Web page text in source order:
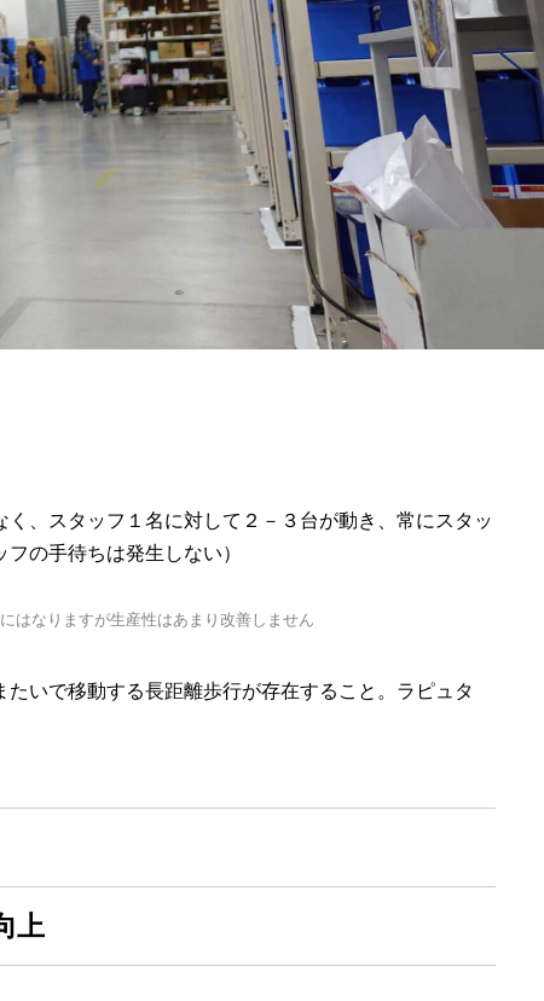
、スタッフ１名に対して２－３台が動き、常にスタッ
の手待ちは発生しない）
はなりますが生産性はあまり改善しません
いで移動する長距離歩行が存在すること。ラピュタ
上